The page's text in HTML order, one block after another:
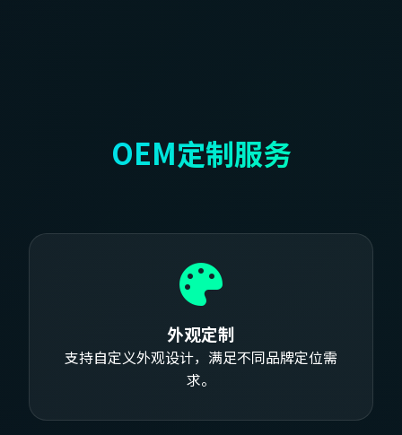
OEM定制服务
外观定制
支持自定义外观设计，满足不同品牌定位需
求。